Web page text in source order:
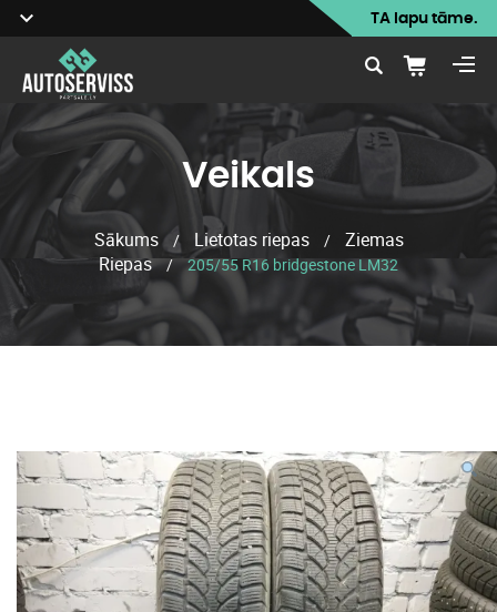
TA lapu tāme.
Veikals
Sākums / Lietotas riepas /
Ziemas
Riepas / 205/55 R16 bridgestone LM32